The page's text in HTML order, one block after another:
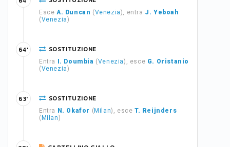
Esce A. Duncan (Venezia), entra J. Yeboah
(Venezia)
SOSTITUZIONE
Entra I. Doumbia (Venezia), esce G. Oristanio
(Venezia)
64'
SOSTITUZIONE
Entra N. Okafor ( Milan), esceT. Reijnders
( Milan)
63'